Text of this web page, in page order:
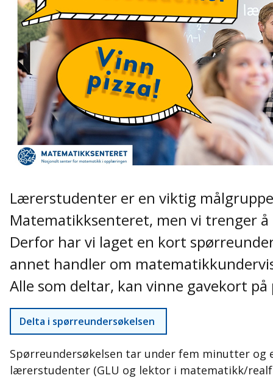
Lærerstudenter er en viktig
Matematikksenteret, men vi trenger
Derfor har vi laget en kort
annet handler om
Alle som deltar, kan vinne gavekort på
Delta i spørreundersøkelsen
Spørreundersøkelsen tar under fem minutter og
lærerstudenter (GLU og lektor i matematikk/